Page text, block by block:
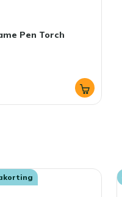
Pen Torch